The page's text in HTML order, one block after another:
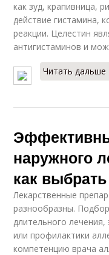
как зуд, крапивница,
действие гистамина,
реакции. Целестин
антигистаминов и
Читать
наружного
как
Лекарственные
разнообразны.
длительного лечения,
или профилактики
компетенцию врача